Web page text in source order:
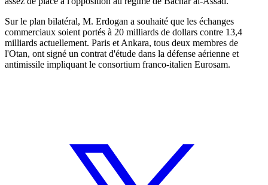
Sur le plan bilatéral, M. Erdogan a souhaité que les échanges
commerciaux soient portés à 20 milliards de dollars contre 13,4
milliards actuellement. Paris et Ankara, tous deux membres de
l'Otan, ont signé un contrat d'étude dans la défense aérienne et
antimissile impliquant le consortium franco-italien Eurosam.